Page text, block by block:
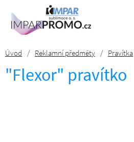
Úvod / Reklamní předměty / Pravítka
"Flexor" pravítko